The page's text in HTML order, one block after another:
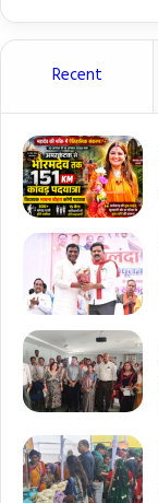
Recent